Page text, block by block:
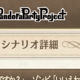
シナリオ詳細